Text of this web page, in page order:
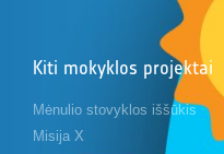
Kiti mokyklos projektai
Mėnulio stovyklos iššūkis
Misija X